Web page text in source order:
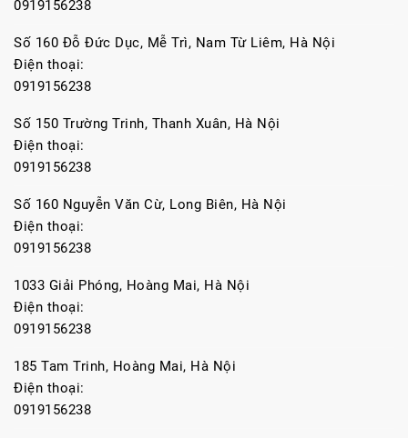
0919156238
Số 160 Đỗ Đức Dục, Mễ Trì, Nam Từ Liêm, Hà Nội
Điện thoại:
0919156238
Số 150 Trường Trinh, Thanh Xuân, Hà Nội
Điện thoại:
0919156238
Số 160 Nguyễn Văn Cừ, Long Biên, Hà Nội
Điện thoại:
0919156238
1033 Giải Phóng, Hoàng Mai, Hà Nội
Điện thoại:
0919156238
185 Tam Trinh, Hoàng Mai, Hà Nội
Điện thoại:
0919156238